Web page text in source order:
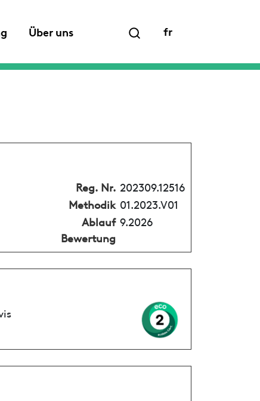
Über uns fr
Reg. Nr. 202309.12516
Methodik 01.2023.V01
Ablauf
Bewertung
9.2026